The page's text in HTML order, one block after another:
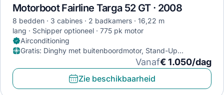
Motorboot Fairline Targa 52 GT · 2008
8 bedden 3 cabines 2 badkamers
16,22 m
lang
Schipper optioneel
775 pk motor
Airconditioning
Gratis: Dinghy met buitenboordmotor, Stand-Up
Vanaf€ 1.050/dag
Zie beschikbaarheid